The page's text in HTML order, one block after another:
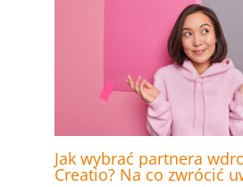
Jak wybrać partnera
Creatio? Na co zwrócić